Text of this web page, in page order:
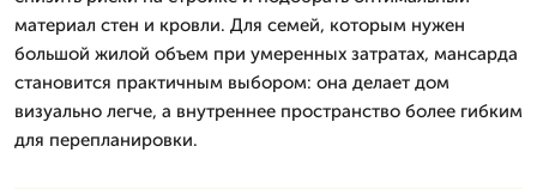
материал стен и кровли. Для семей, которым нужен
большой жилой объем при умеренных затратах, мансарда
становится практичным выбором: она делает дом
визуально легче, а внутреннее пространство более гибким
для перепланировки.